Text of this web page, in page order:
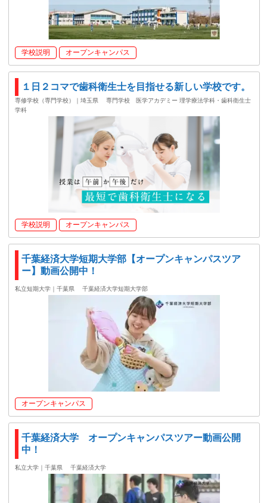
学校説明 オープンキャンパス
１日２コマで歯科衛生士を目指せる新しい学校です。
専修学校（専門学校）｜埼玉県
専門学校 医学アカデミー 理学療法学科・歯科衛生士
学科
学校説明 オープンキャンパス
千葉経済大学短期大学部【オープンキャンパスツア
ー】動画公開中！
私立短期大学｜千葉県 千葉経済大学短期大学部
オープンキャンパス
千葉経済大学 オープンキャンパスツアー動画公開
中！
私立大学｜千葉県 千葉経済大学